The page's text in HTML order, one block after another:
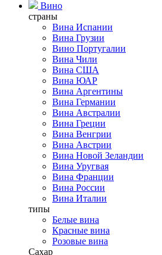
Вино
страны
Вина Испании
Вина Грузии
Вино Португалии
Вина Чили
Вина США
Вина ЮАР
Вина Аргентины
Вина Германии
Вина Австралии
Вина Греции
Вина Венгрии
Вина Австрии
Вина Новой Зеландии
Вина Уругвая
Вина Франции
Вина России
Вина Италии
типы
Белые вина
Красные вина
Розовые вина
Сахар